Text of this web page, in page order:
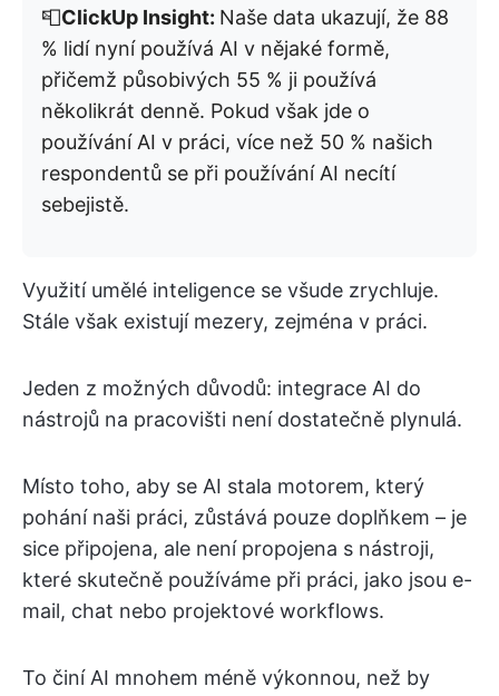
📮ClickUp Insight: Naše data ukazují, že 88
% lidí nyní používá AI v nějaké formě,
přičemž působivých 55 % ji používá
několikrát denně. Pokud však jde o
používání AI v práci, více než 50 % našich
respondentů se při používání AI necítí
sebejistě.
Využití umělé inteligence se všude zrychluje.
Stále však existují mezery, zejména v práci.
Jeden z možných důvodů: integrace AI do
nástrojů na pracovišti není dostatečně plynulá.
Místo toho, aby se AI stala motorem, který
pohání naši práci, zůstává pouze doplňkem – je
sice připojena, ale není propojena s nástroji,
které skutečně používáme při práci, jako jsou e-
mail, chat nebo projektové workflows.
To činí AI mnohem méně výkonnou, než by